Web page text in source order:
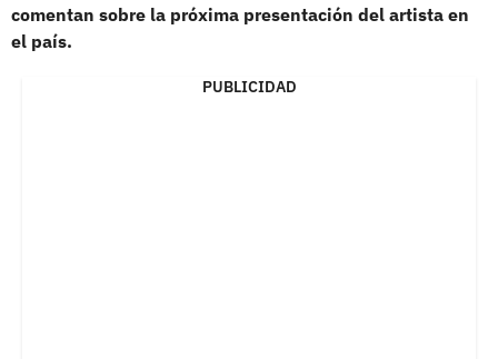
comentan sobre la próxima presentación del artista en
el país.
PUBLICIDAD